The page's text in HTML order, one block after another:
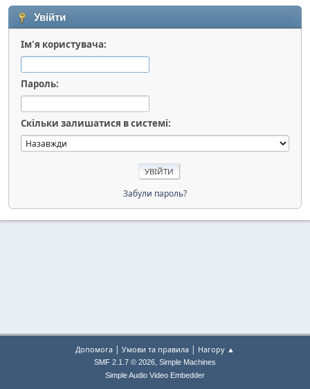
Увійти
Ім'я користувача:
Пароль:
Скільки залишатися в системі:
Забули пароль?
Допомога | Умови та правила | Нагору ▲
SMF 2.1.7 © 2026, Simple Machines
Simple Audio Video Embedder